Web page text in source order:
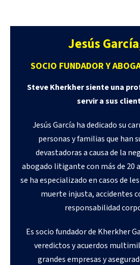
Jesús
SOCIO FUNDADOR Y
Steve Kherkher siente una
servir a sus
Jesús García ha dedicado su
personas y familias que han
devastadoras a causa de la
abogado litigante con más de 20
se ha especializado en casos de
muerte injusta, accidentes
responsabilidad
Es socio fundador de Kherkher
veredictos y acuerdos
grandes empresas y